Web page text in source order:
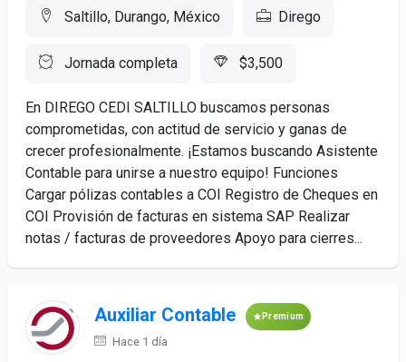
Saltillo, Durango, México Dirego
Jornada completa $3,500
En DIREGO CEDI SALTILLO buscamos personas
comprometidas, con actitud de servicio y ganas de
crecer profesionalmente. ¡Estamos buscando Asistente
Contable para unirse a nuestro equipo! Funciones
Cargar pólizas contables a COI Registro de Cheques en
COI Provisión de facturas en sistema SAP Realizar
notas / facturas de proveedores Apoyo para cierres...
Auxiliar Contable Premium
Hace 1 día